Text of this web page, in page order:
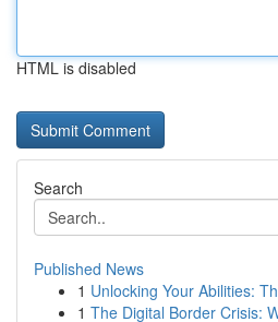
HTML is disabled
Search
Published News
1 Unlocking Your Abilities:
1 The Digital Border Crisis: